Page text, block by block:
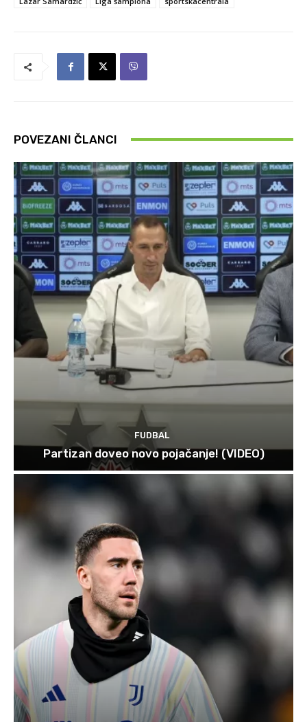
POVEZANI ČLANCI
FUDBAL
Partizan doveo novo pojačanje! (VIDEO)